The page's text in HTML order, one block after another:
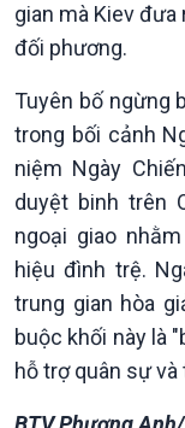
Văn hoá & Du lịch
Tin Văn hoá & Du
Chát với người nổi
Câu chuyện Thể
gian mà Kiev
đối phương.
Tuyên bố ngừng
trong bối cảnh
niệm Ngày
duyệt binh trên
ngoại giao
hiệu đình trệ.
trung gian hòa
buộc khối này là
hỗ trợ quân sự